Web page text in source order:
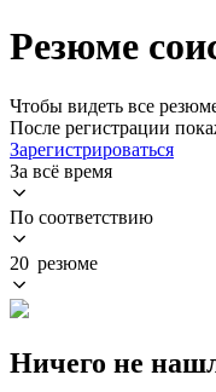
Резюме
Чтобы видеть все
После регистрации
Зарегистрироваться
За всё время
По соответствию
20 резюме
Ничего не